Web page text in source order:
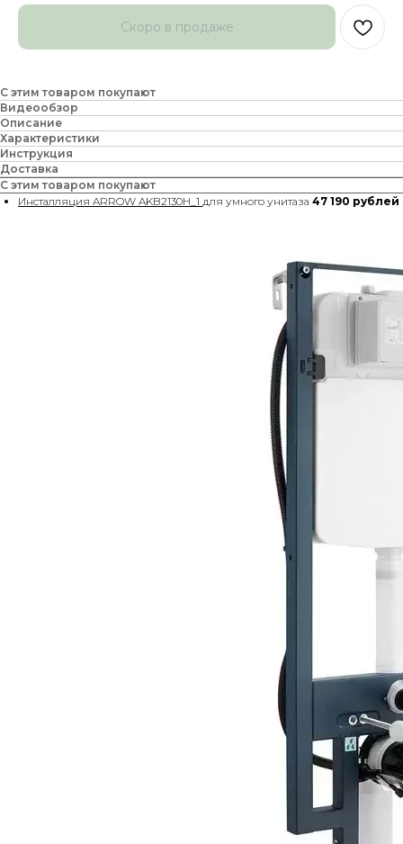
С этим товаром покупают
Видеообзор
Описание
Характеристики
Инструкция
Доставка
С этим товаром покупают
Инсталляция ARROW AKB2130H_1 для умного унитаза 47 190 рублей